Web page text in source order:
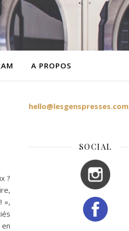
A PROPOS
?
»,
hello@lesgenspresses.com
SOCIAL